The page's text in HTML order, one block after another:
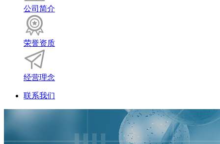
公司简介
荣誉资质
经营理念
联系我们